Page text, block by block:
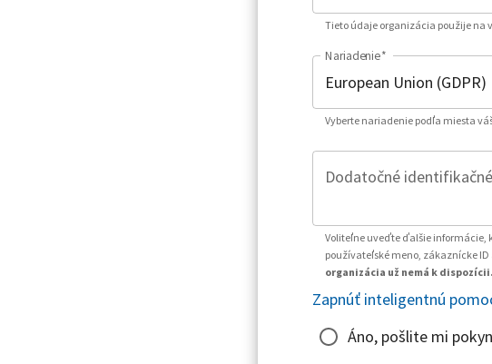
Tieto údaje organizácia použije na
Nariadenie*
Vyberte nariadenie podľa miesta
Dodatočné
Voliteľne uveďte ďalšie informácie,
používateľské meno, zákaznícke ID
organizácia už nemá k dispozícii.
Zapnúť inteligentnú
Áno, pošlite mi